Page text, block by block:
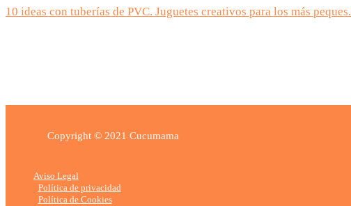
10 ideas con tuberías de PVC. Juguetes creativos para los más peques.
Copyright © 2021 Cucumama
Aviso Legal
Política de privacidad
Política de Cookies